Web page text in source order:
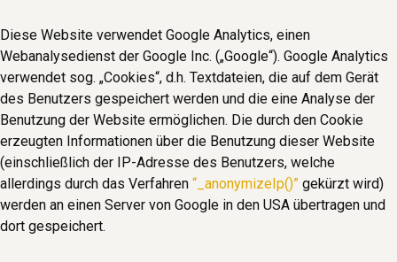
Diese Website verwendet Google Analytics, einen
Webanalysedienst der Google Inc. („Google“). Google Analytics
verwendet sog. „Cookies“, d.h. Textdateien, die auf dem Gerät
des Benutzers gespeichert werden und die eine Analyse der
Benutzung der Website ermöglichen. Die durch den Cookie
erzeugten Informationen über die Benutzung dieser Website
(einschließlich der IP-Adresse des Benutzers, welche
allerdings durch das Verfahren “_anonymizeIp()” gekürzt wird)
werden an einen Server von Google in den USA übertragen und
dort gespeichert.